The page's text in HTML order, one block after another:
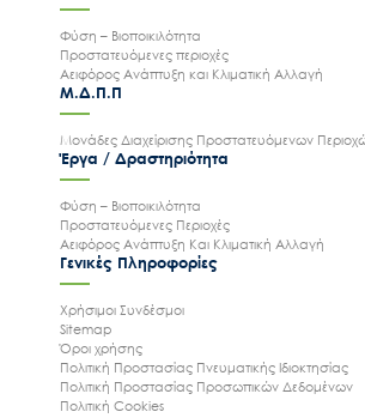
Φύση – Βιοποικιλότητα
Προστατευόμενες περιοχές
Αειφόρος Ανάπτυξη και Κλιματική Αλλαγή
Μ.Δ.Π.Π
Μονάδες Διαχείρισης Προστατευόμενων
Έργα / Δραστηριότητα
Φύση – Βιοποικιλότητα
Προστατευόμενες Περιοχές
Αειφόρος Ανάπτυξη Και Κλιματική Αλλαγή
Γενικές Πληροφορίες
Χρήσιμοι Συνδέσμοι
Sitemap
Όροι χρήσης
Πολιτική Προστασίας Πνευματικής Ιδιοκτησίας
Πολιτική Προστασίας Προσωπικών Δεδομένων
Πολιτική Cookies